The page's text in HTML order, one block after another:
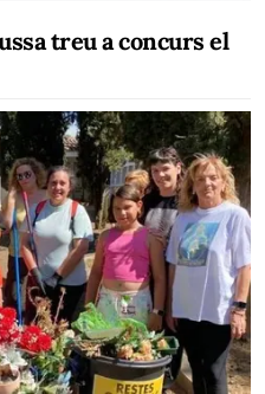
treu a concurs el